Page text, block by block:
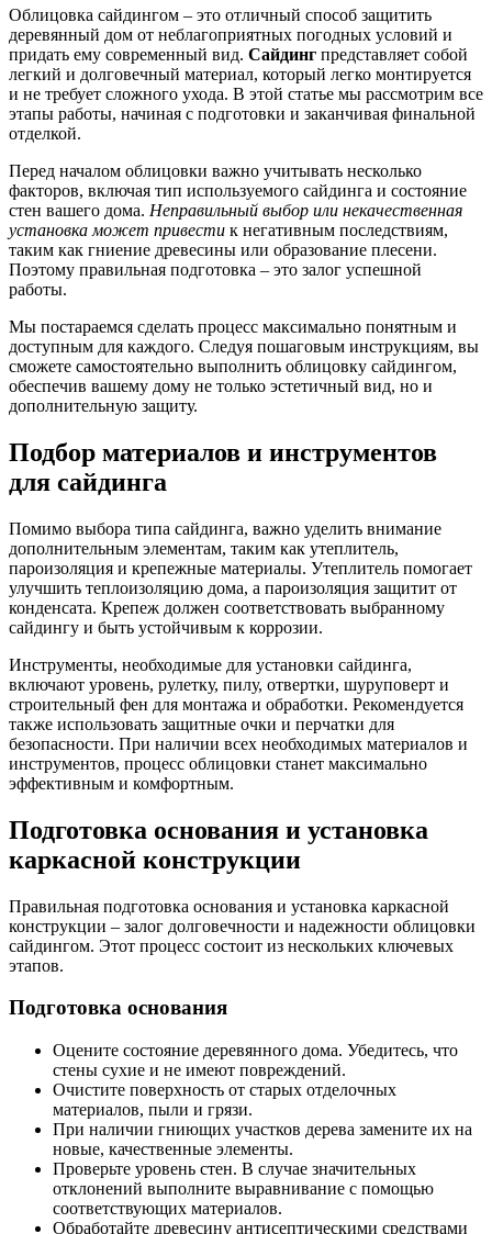
Облицовка сайдингом – это отличный способ защитить
деревянный дом от неблагоприятных погодных условий и
придать ему современный вид. Сайдинг представляет собой
легкий и долговечный материал, который легко монтируется
и не требует сложного ухода. В этой статье мы рассмотрим все
этапы работы, начиная с подготовки и заканчивая финальной
отделкой.
Перед началом облицовки важно учитывать несколько
факторов, включая тип используемого сайдинга и состояние
стен вашего дома. Неправильный выбор или некачественная
установка может привести к негативным последствиям,
таким как гниение древесины или образование плесени.
Поэтому правильная подготовка – это залог успешной
работы.
Мы постараемся сделать процесс максимально понятным и
доступным для каждого. Следуя пошаговым инструкциям, вы
сможете самостоятельно выполнить облицовку сайдингом,
обеспечив вашему дому не только эстетичный вид, но и
дополнительную защиту.
Подбор материалов и инструментов
для сайдинга
Помимо выбора типа сайдинга, важно уделить внимание
дополнительным элементам, таким как утеплитель,
пароизоляция и крепежные материалы. Утеплитель помогает
улучшить теплоизоляцию дома, а пароизоляция защитит от
конденсата. Крепеж должен соответствовать выбранному
сайдингу и быть устойчивым к коррозии.
Инструменты, необходимые для установки сайдинга,
включают уровень, рулетку, пилу, отвертки, шуруповерт и
строительный фен для монтажа и обработки. Рекомендуется
также использовать защитные очки и перчатки для
безопасности. При наличии всех необходимых материалов и
инструментов, процесс облицовки станет максимально
эффективным и комфортным.
Подготовка основания и установка
каркасной конструкции
Правильная подготовка основания и установка каркасной
конструкции – залог долговечности и надежности облицовки
сайдингом. Этот процесс состоит из нескольких ключевых
этапов.
Подготовка основания
Оцените состояние деревянного дома. Убедитесь, что
стены сухие и не имеют повреждений.
Очистите поверхность от старых отделочных
материалов, пыли и грязи.
При наличии гниющих участков дерева замените их на
новые, качественные элементы.
Проверьте уровень стен. В случае значительных
отклонений выполните выравнивание с помощью
соответствующих материалов.
Обработайте древесину антисептическими средствами